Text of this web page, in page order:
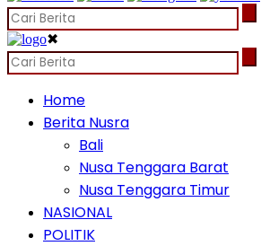
✖
Home
Berita Nusra
Bali
Nusa Tenggara Barat
Nusa Tenggara Timur
NASIONAL
POLITIK